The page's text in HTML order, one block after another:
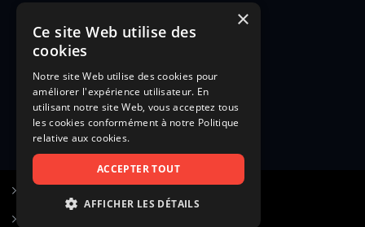
×
Ce site Web utilise des
cookies
Notre site Web utilise des cookies pour
améliorer l'expérience utilisateur. En
utilisant notre site Web, vous acceptez tous
les cookies conformément à notre Politique
relative aux cookies.
ACCEPTER TOUT
AFFICHER LES DÉTAILS